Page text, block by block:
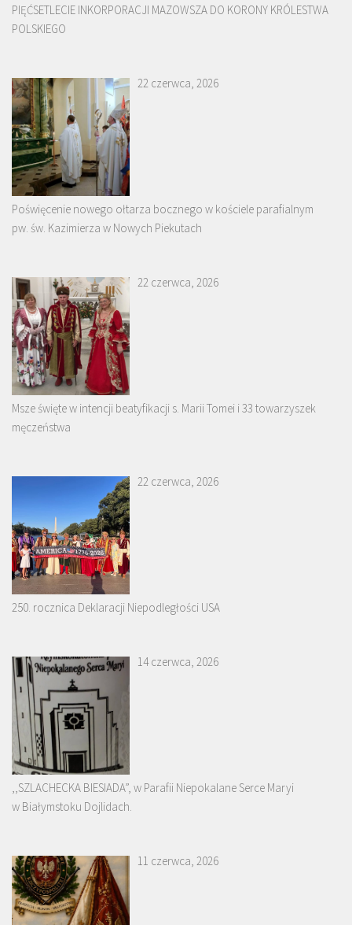
PIĘĆSETLECIE INKORPORACJI MAZOWSZA DO KORONY KRÓLESTWA
POLSKIEGO
22 czerwca, 2026
Poświęcenie nowego ołtarza bocznego w kościele parafialnym
pw. św. Kazimierza w Nowych Piekutach
22 czerwca, 2026
Msze święte w intencji beatyfikacji s. Marii Tomei i 33 towarzyszek
męczeństwa
22 czerwca, 2026
250. rocznica Deklaracji Niepodległości USA
14 czerwca, 2026
,,SZLACHECKA BIESIADA”, w Parafii Niepokalane Serce Maryi
w Białymstoku Dojlidach.
11 czerwca, 2026